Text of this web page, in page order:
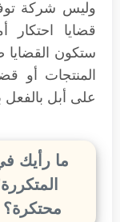
وليس شركة
قضايا
ستكون القضايا
المنتجات أو
على أبل بالفعل
ما رأيك
محتكرة؟